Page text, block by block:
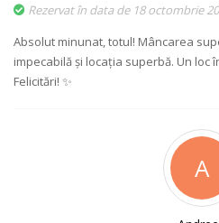
Rezervat în data de 18 octombrie
Absolut minunat, totul! Mâncarea
impecabilă și locația superbă. Un loc
Felicitări! ✨
A